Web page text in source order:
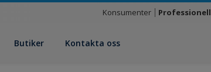
Konsumenter Professionell
Butiker Kontakta oss